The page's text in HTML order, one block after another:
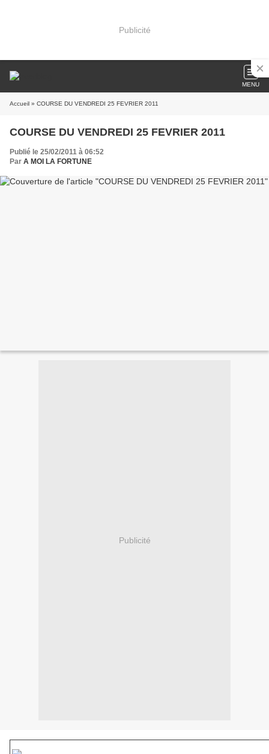
Publicité
MENU
Accueil » COURSE DU VENDREDI 25 FEVRIER 2011
COURSE DU VENDREDI 25 FEVRIER 2011
Publié le 25/02/2011 à 06:52
Par A MOI LA FORTUNE
Publicité